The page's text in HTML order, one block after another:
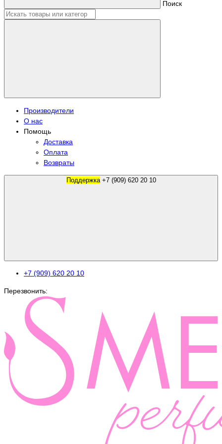
Поиск
Производители
О нас
Помощь
Доставка
Оплата
Возвраты
Поддержка +7 (909) 620 20 10
+7 (909) 620 20 10
Перезвонить: